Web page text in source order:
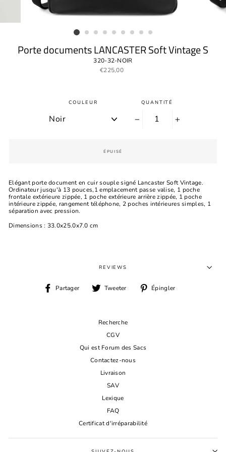
Porte documents LANCASTER Soft Vintage S
320-32-NOIR
Prix
€225,00
COULEUR QUANTITÉ
+
ÉPUISÉ
Elégant porte document en cuir souple signé Lancaster Soft Vintage.
Ordinateur jusqu'à 13 pouces,1 emplacement passe valise, 1 poche
frontale extérieure zippée, 1 poche extérieure arrière zippée, 1 poche
intérieure zippée, rangement téléphone, 2 poches intérieures simples, 1
séparation avec pression.
Dimensions : 33.0x25.0x7.0 cm
REVIEWS
Partager
PartagerTweeter
TweeterÉpingler
Recherche
CGV
Qui est Forum des Sacs
Contactez-nous
Livraison
SAV
Lexique
FAQ
Certificat d'irréparabilité